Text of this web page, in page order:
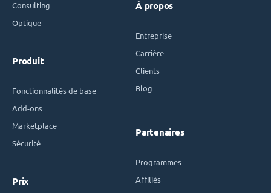
Consulting
Optique
Produit
Fonctionnalités de base
Add-ons
Marketplace
Sécurité
Prix
À propos
Entreprise
Carrière
Clients
Blog
Partenaires
Programmes
Affiliés